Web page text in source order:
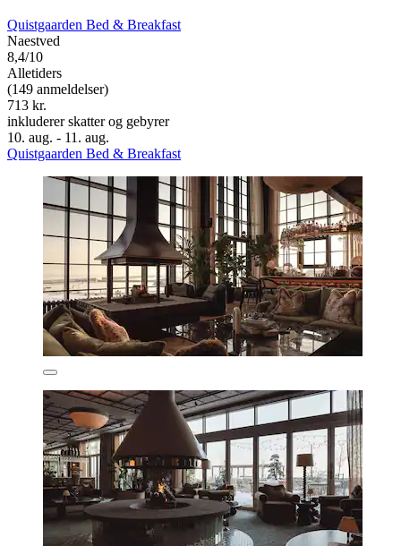
Quistgaarden Bed & Breakfast
Naestved
8,4/10
Alletiders
(149 anmeldelser)
713 kr.
inkluderer skatter og gebyrer
10. aug. - 11. aug.
Quistgaarden Bed & Breakfast